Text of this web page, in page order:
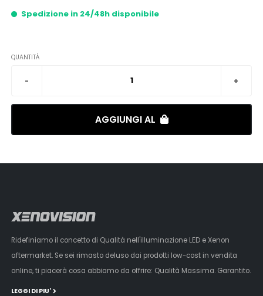
Spedizione in 24/48h disponibile
QUANTITÀ
AGGIUNGI AL
Ridefiniamo il concetto di Qualità nell'illuminazione LED e Xenon
aftermarket. Se sei rimasto deluso dai prodotti low-cost in vendita
online, ti piacerà cosa abbiamo da offrire: Qualità Massima. Garantito.
LEGGI DI PIU'